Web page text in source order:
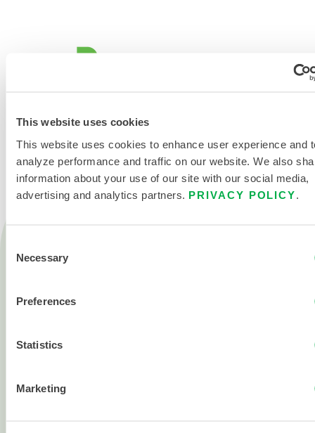
This website uses cookies
This website uses cookies to enhance user experience and
analyze performance and traffic on our website. We also
information about your use of our site with our social media,
advertising and analytics partners. PRIVACY POLICY
Selection
Necessary
Preferences
Statistics
Marketing
Salle blanche
À propos de Lakeland